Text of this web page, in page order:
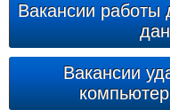
Вакансии работы
Вакансии